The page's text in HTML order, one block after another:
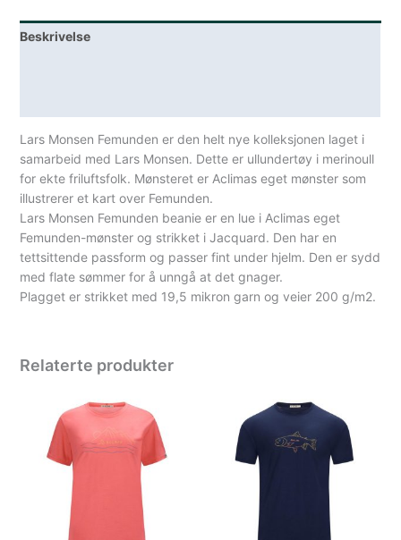
Beskrivelse
Lars Monsen Femunden er den helt nye kolleksjonen laget i
samarbeid med Lars Monsen. Dette er ullundertøy i merinoull
for ekte friluftsfolk. Mønsteret er Aclimas eget mønster som
illustrerer et kart over Femunden.
Lars Monsen Femunden beanie er en lue i Aclimas eget
Femunden-mønster og strikket i Jacquard. Den har en
tettsittende passform og passer fint under hjelm. Den er sydd
med flate sømmer for å unngå at det gnager.
Plagget er strikket med 19,5 mikron garn og veier 200 g/m2.
Relaterte produkter